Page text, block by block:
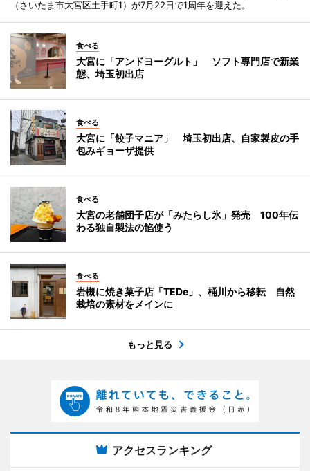
（さいたま市大宮区土手町1）が7月22日で1周年を迎えた。
食べる
大宮に「アンドヨーグルト」 ソフト専門店で新業
態、埼玉初出店
食べる
大宮に「餃子マニア」 埼玉初出店、自家製皮の手
包みギョーザ提供
食べる
大宮の老舗団子店が「みたらし氷」発売 100年伝
わる独自製法の餡使う
食べる
岩槻に焼き菓子店「TEDe」、桶川から移転 自然
栽培の素材をメインに
もっと見る
アクセスランキング